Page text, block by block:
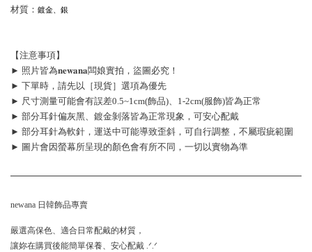
材質： 鍍金、銀
【注意事項】
► 照片皆為𝐧𝐞𝐰𝐚𝐧𝐚闆娘實拍，盜圖必究！
► 下單時，請先以［現貨］選項為優先
► 尺寸測量可能會有誤差0.5~1cm(飾品)、1-2cm(服飾)皆為正常
► 部分耳針偏灰黑、鍍金剝落皆為正常現象，可安心配戴
► 部分耳針為軟針，運送中可能導致歪斜，可自行調整，不屬瑕疵範圍
► 圖片會因螢幕所呈現的顏色會有所不同，一切以實物為準
newana 日韓飾品專賣
嚴選高保色、適合日常配戴的材質，
讓妳在購買後能簡單保養、安心配戴 .ᐟ.ᐟ